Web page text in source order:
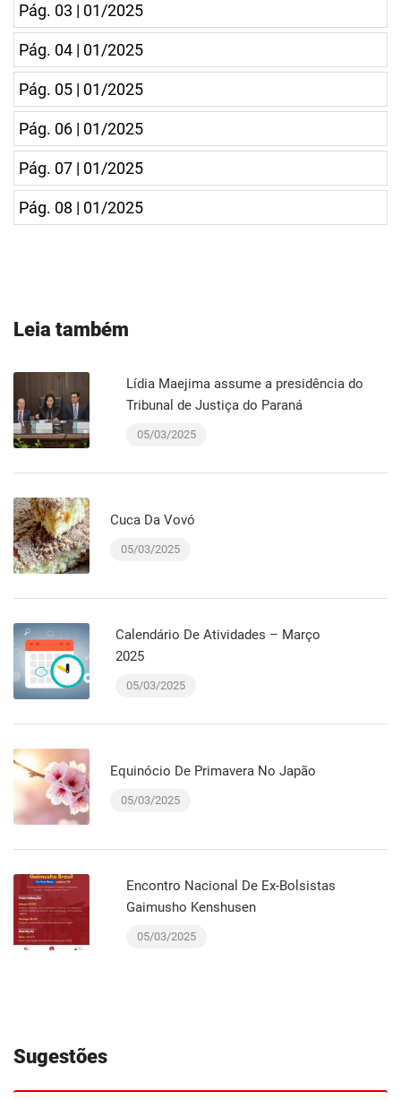
Pág. 03 | 01/2025
Pág. 04 | 01/2025
Pág. 05 | 01/2025
Pág. 06 | 01/2025
Pág. 07 | 01/2025
Pág. 08 | 01/2025
Leia também
Lídia Maejima assume a presidência do
Tribunal de Justiça do Paraná
05/03/2025
Cuca Da Vovó
05/03/2025
Calendário De Atividades – Março
2025
05/03/2025
Equinócio De Primavera No Japão
05/03/2025
Encontro Nacional De Ex-Bolsistas
Gaimusho Kenshusen
05/03/2025
Sugestões